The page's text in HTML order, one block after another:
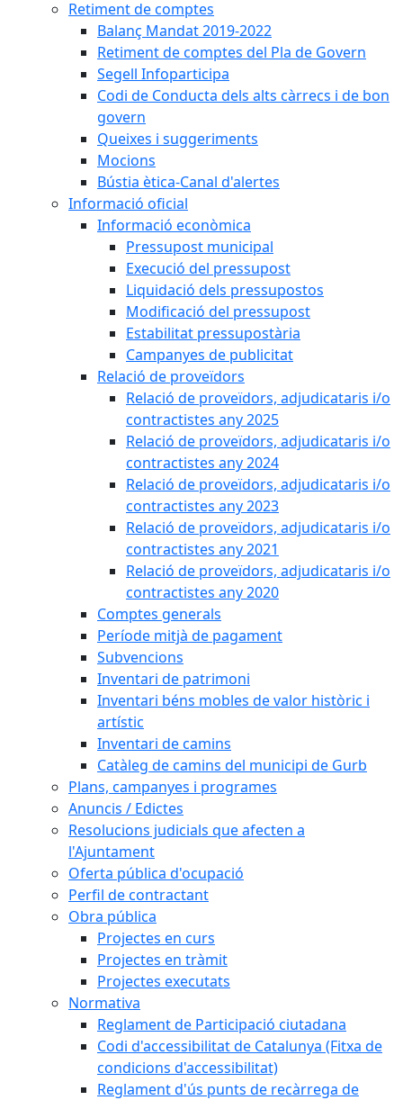
Retiment de comptes
Balanç Mandat 2019-2022
Retiment de comptes del Pla de Govern
Segell Infoparticipa
Codi de Conducta dels alts càrrecs i de bon
govern
Queixes i suggeriments
Mocions
Bústia ètica-Canal d'alertes
Informació oficial
Informació econòmica
Pressupost municipal
Execució del pressupost
Liquidació dels pressupostos
Modificació del pressupost
Estabilitat pressupostària
Campanyes de publicitat
Relació de proveïdors
Relació de proveïdors, adjudicataris i/o
contractistes any 2025
Relació de proveïdors, adjudicataris i/o
contractistes any 2024
Relació de proveïdors, adjudicataris i/o
contractistes any 2023
Relació de proveïdors, adjudicataris i/o
contractistes any 2021
Relació de proveïdors, adjudicataris i/o
contractistes any 2020
Comptes generals
Període mitjà de pagament
Subvencions
Inventari de patrimoni
Inventari béns mobles de valor històric i
artístic
Inventari de camins
Catàleg de camins del municipi de Gurb
Plans, campanyes i programes
Anuncis / Edictes
Resolucions judicials que afecten a
l'Ajuntament
Oferta pública d'ocupació
Perfil de contractant
Obra pública
Projectes en curs
Projectes en tràmit
Projectes executats
Normativa
Reglament de Participació ciutadana
Codi d'accessibilitat de Catalunya (Fitxa de
condicions d'accessibilitat)
Reglament d'ús punts de recàrrega de